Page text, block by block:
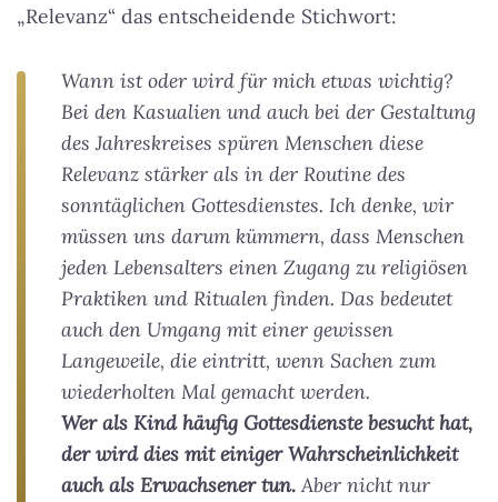
„Relevanz“ das entscheidende Stichwort:
Wann ist oder wird für mich etwas wichtig?
Bei den Kasualien und auch bei der Gestaltung
des Jahreskreises spüren Menschen diese
Relevanz stärker als in der Routine des
sonntäglichen Gottesdienstes. Ich denke, wir
müssen uns darum kümmern, dass Menschen
jeden Lebensalters einen Zugang zu religiösen
Praktiken und Ritualen finden. Das bedeutet
auch den Umgang mit einer gewissen
Langeweile, die eintritt, wenn Sachen zum
wiederholten Mal gemacht werden.
Wer als Kind häufig Gottesdienste besucht hat,
der wird dies mit einiger Wahrscheinlichkeit
auch als Erwachsener tun.Aber nicht nur